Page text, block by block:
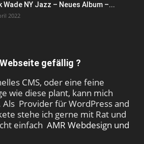
Wade NY Jazz – Neues Album –...
2022
gefällig ?
CMS, oder eine feine
wie diese plant, kann mich
Provider für WordPress and
stehe ich gerne mit Rat und
einfach AMR Webdesign und